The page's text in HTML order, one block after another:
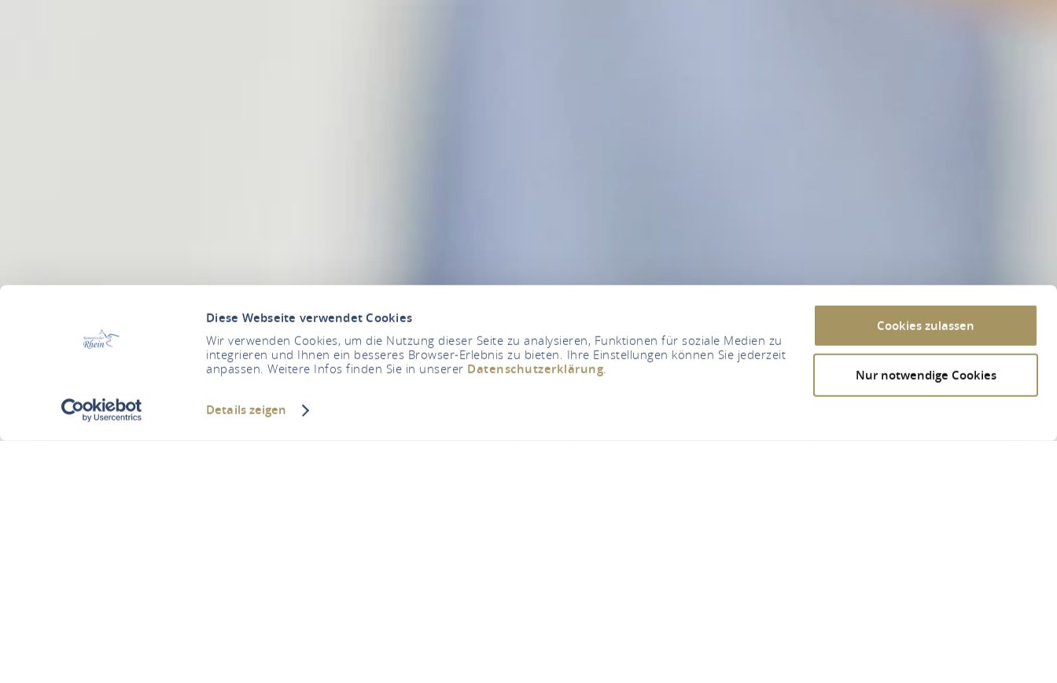
Diese Webseite verwendet Cookies
Wir verwenden Cookies, um die Nutzung dieser Seite zu analysieren, Funktionen für soziale Medien zu
integrieren und Ihnen ein besseres Browser-Erlebnis zu bieten. Ihre Einstellungen können Sie jederzeit
anpassen. Weitere Infos finden Sie in unserer Datenschutzerklärung.
Details zeigen
Cookies zulassen
Nur notwendige Cookies